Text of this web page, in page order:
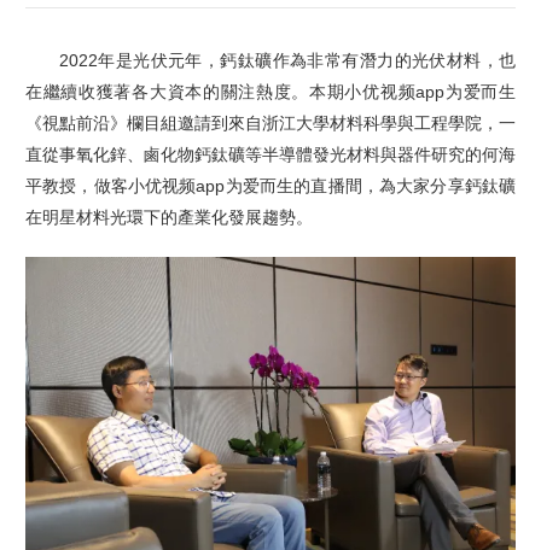
2022年是光伏元年，鈣鈦礦作為非常有潛力的光伏材料，也
在繼續收獲著各大資本的關注熱度。本期小优视频app为爱而生
《視點前沿》欄目組邀請到來自浙江大學材料科學與工程學院，一
直從事氧化鋅、鹵化物鈣鈦礦等半導體發光材料與器件研究的何海
平教授，做客小优视频app为爱而生的直播間，為大家分享鈣鈦礦
在明星材料光環下的產業化發展趨勢。